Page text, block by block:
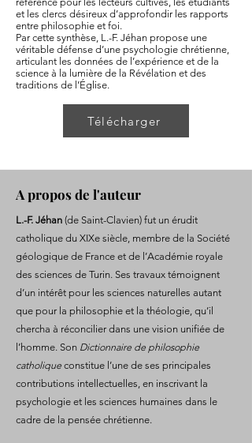
et les clercs désireux d’approfondir les rapports
entre philosophie et foi.
Par cette synthèse, L.-F. Jéhan propose une
véritable défense d’une psychologie chrétienne,
articulant les données de l’expérience et de la
science à la lumière de la Révélation et des
traditions de l’Église.
Télécharger
A propos de l'auteur
L.-F. Jéhan (de Saint-Clavien) fut un érudit
catholique du XIXe siècle, membre de la Société
géologique de France et de l’Académie royale
des sciences de Turin. Ses travaux témoignent
d’un intérêt pour les sciences naturelles autant
que pour la philosophie et la théologie, qu’il
chercha à réconcilier dans une vision unifiée de
l’homme. Son Dictionnaire de philosophie
catholique constitue l’une de ses principales
contributions intellectuelles, en inscrivant la
psychologie et les sciences humaines dans le
cadre de la pensée chrétienne.